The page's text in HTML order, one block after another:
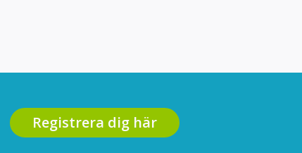
Registrera dig här